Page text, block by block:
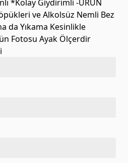
*Kolay Giydirimli -ÜRÜN
ve Alkolsüz Nemli Bez
da Yıkama Kesinlikle
Fotosu Ayak Ölçerdir